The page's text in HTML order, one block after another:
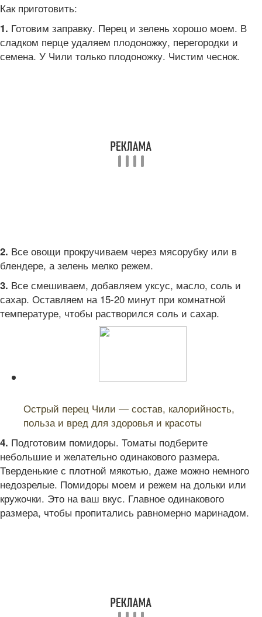
Как приготовить:
1. Готовим заправку. Перец и зелень хорошо моем. В
сладком перце удаляем плодоножку, перегородки и
семена. У Чили только плодоножку. Чистим чеснок.
2. Все овощи прокручиваем через мясорубку или в
блендере, а зелень мелко режем.
3. Все смешиваем, добавляем уксус, масло, соль и
сахар. Оставляем на 15-20 минут при комнатной
температуре, чтобы растворился соль и сахар.
Острый перец Чили — состав, калорийность,
польза и вред для здоровья и красоты
4. Подготовим помидоры. Томаты подберите
небольшие и желательно одинакового размера.
Тверденькие с плотной мякотью, даже можно немного
недозрелые. Помидоры моем и режем на дольки или
кружочки. Это на ваш вкус. Главное одинакового
размера, чтобы пропитались равномерно маринадом.